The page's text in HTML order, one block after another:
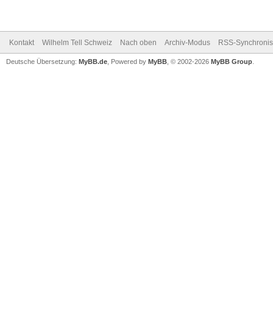
Kontakt Wilhelm Tell Schweiz Nach oben Archiv-Modus RSS-
Deutsche Übersetzung: MyBB.de , Powered by MyBB , © 2002-2026 MyBB Group